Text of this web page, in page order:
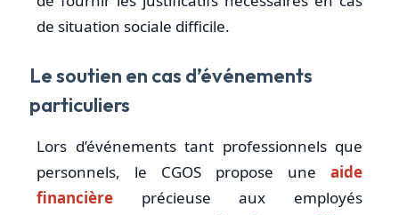
de situation sociale difficile.
Le soutien en cas d’événements
particuliers
Lors d’événements tant professionnels que
personnels, le CGOS propose une aide
financière précieuse aux employés